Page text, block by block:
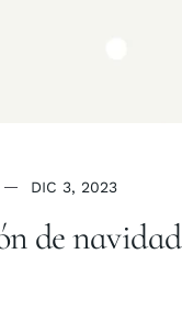
DIC 3, 2023
de